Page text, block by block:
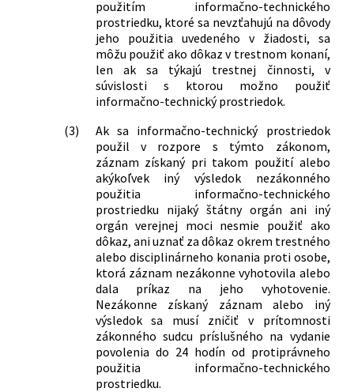
použitím informačno-technického
prostriedku, ktoré sa nevzťahujú na dôvody
jeho použitia uvedeného v žiadosti, sa
môžu použiť ako dôkaz v trestnom konaní,
len ak sa týkajú trestnej činnosti, v
súvislosti s ktorou možno použiť
informačno-technický prostriedok.
(3)
Ak sa informačno-technický prostriedok
použil v rozpore s týmto zákonom,
záznam získaný pri takom použití alebo
akýkoľvek iný výsledok nezákonného
použitia informačno-technického
prostriedku nijaký štátny orgán ani iný
orgán verejnej moci nesmie použiť ako
dôkaz, ani uznať za dôkaz okrem trestného
alebo disciplinárneho konania proti osobe,
ktorá záznam nezákonne vyhotovila alebo
dala príkaz na jeho vyhotovenie.
Nezákonne získaný záznam alebo iný
výsledok sa musí zničiť v prítomnosti
zákonného sudcu príslušného na vydanie
povolenia do 24 hodín od protiprávneho
použitia informačno-technického
prostriedku.